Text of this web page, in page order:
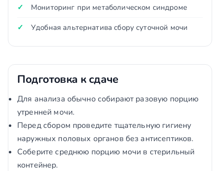
Мониторинг при метаболическом синдроме
Удобная альтернатива сбору суточной мочи
Подготовка к сдаче
Для анализа обычно собирают разовую порцию
утренней мочи.
Перед сбором проведите тщательную гигиену
наружных половых органов без антисептиков.
Соберите среднюю порцию мочи в стерильный
контейнер.